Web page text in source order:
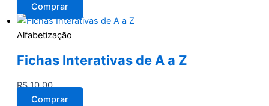
Comprar
Alfabetização
Fichas Interativas de A a Z
R$10,00
Comprar